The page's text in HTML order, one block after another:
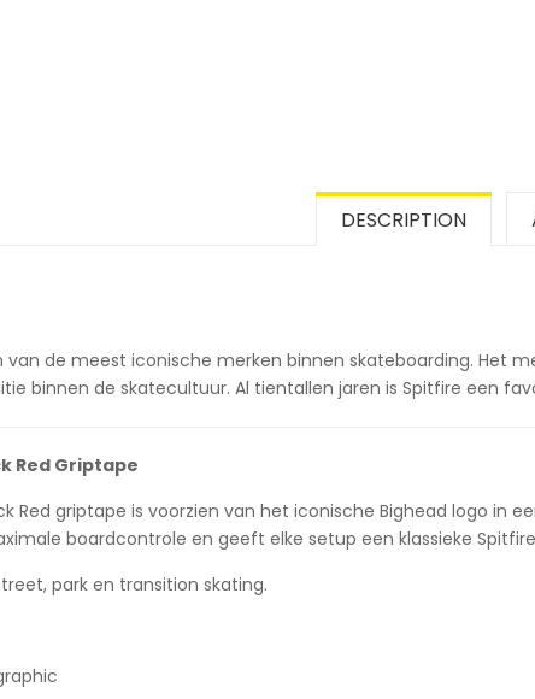
DESCRIPTION
van de meest iconische merken binnen skateboarding. Het
binnen de skatecultuur. Al tientallen jaren is Spitfire een
Red Griptape
Red griptape is voorzien van het iconische Bighead logo
boardcontrole en geeft elke setup een klassieke
park en transition skating.